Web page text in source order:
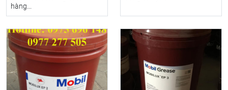
hàng...